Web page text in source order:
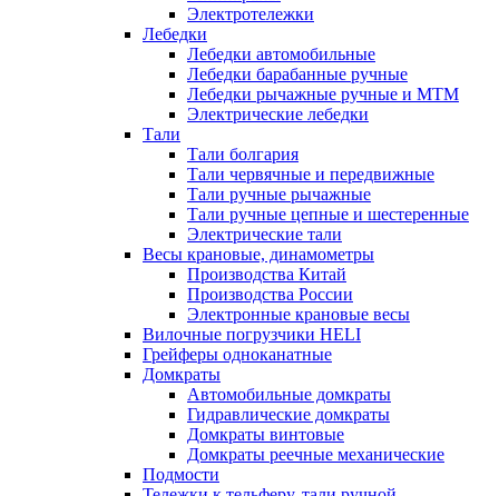
Электротележки
Лебедки
Лебедки автомобильные
Лебедки барабанные ручные
Лебедки рычажные ручные и МТМ
Электрические лебедки
Тали
Тали болгария
Тали червячные и передвижные
Тали ручные рычажные
Тали ручные цепные и шестеренные
Электрические тали
Весы крановые, динамометры
Производства Китай
Производства России
Электронные крановые весы
Вилочные погрузчики HELI
Грейферы одноканатные
Домкраты
Автомобильные домкраты
Гидравлические домкраты
Домкраты винтовые
Домкраты реечные механические
Подмости